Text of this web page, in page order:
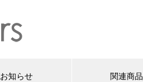
お知らせ 関連商品